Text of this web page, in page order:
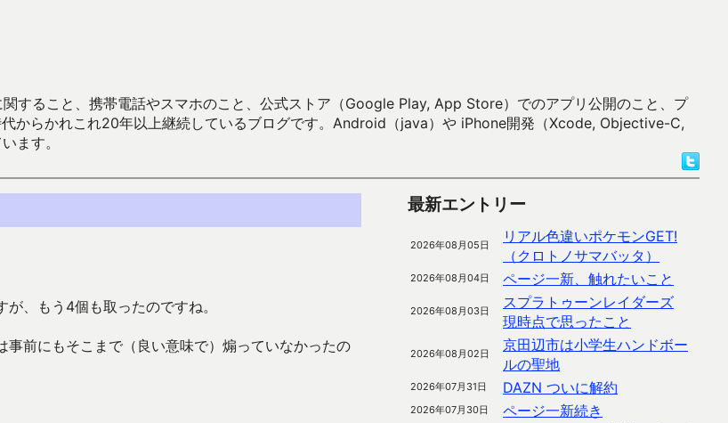
すること、携帯電話やスマホのこと、公式ストア（Google Play, App Store）でのアプリ公開のこと、プ
からかれこれ20年以上継続しているブログです。Android（java）や iPhone開発（Xcode, Objective-C,
ます。
、もう4個も取ったのですね。
前にもそこまで（良い意味で）煽っていなかったの
最新エントリー
2026年08月05日
リアル色違いポケモンGET!
（クロトノサマバッタ）
2026年08月04日 ページ一新、触れたいこと
2026年08月03日
スプラトゥーンレイダーズ
現時点で思ったこと
2026年08月02日
京田辺市は小学生ハンドボー
ルの聖地
2026年07月31日 DAZN ついに解約
2026年07月30日
ページ一新続き